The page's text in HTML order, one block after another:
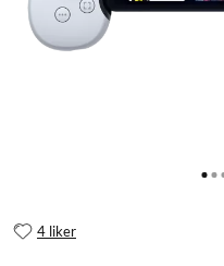
4 liker